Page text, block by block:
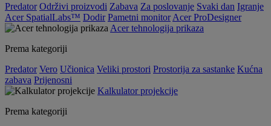
Predator Održivi proizvodi Zabava Za poslovanje Svaki dan Igranje
Acer SpatialLabs™ Dodir Pametni monitor Acer ProDesigner
Acer tehnologija prikaza
Prema kategoriji
Predator Vero Učionica Veliki prostori Prostorija za sastanke Kućna
zabava Prijenosni
Kalkulator projekcije
Prema kategoriji